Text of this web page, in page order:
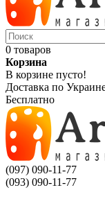
0 товаров
Корзина
В корзине пусто!
Доставка по
Бесплатно
(097) 090-11-77
(093) 090-11-77